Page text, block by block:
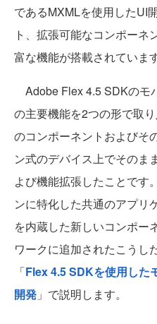
であるMXMLを使用したUI
ト、拡張可能なコンポーネ
富な機能が搭載されています
Adobe Flex 4.5 SDKのモ
の主要機能を2つの形で取
のコンポーネントおよびそ
ン式のデバイス上でそのま
よび機能拡張したことです
ンに特化した共通のアプリ
を内蔵した新しいコンポー
ワークに追加されたこうし
「Flex 4.5 SDKを使用した
開発 」で説明します。